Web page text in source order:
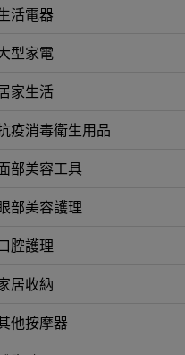
活電器
型家電
家生活
疫消毒衛生用品
部美容工具
部美容護理
腔護理
居收納
他按摩器